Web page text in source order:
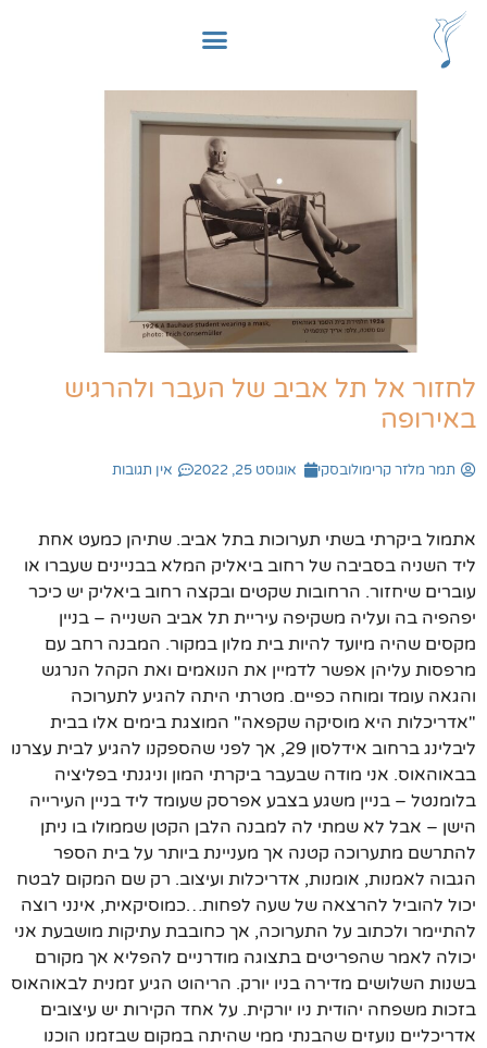
לחזור אל תל אביב של העבר ולהרגיש
באירופה
תמר מלזר קרימולובסקי אוגוסט 25, 2022 אין תגובות
אתמול ביקרתי בשתי תערוכות בתל אביב. שתיהן כמעט אחת
ליד השניה בסביבה של רחוב ביאליק המלא בבניינים שעברו או
עוברים שיחזור. הרחובות שקטים ובקצה רחוב ביאליק יש כיכר
יפהפיה בה ועליה משקיפה עיריית תל אביב השנייה – בניין
מקסים שהיה מיועד להיות בית מלון במקור. המבנה רחב עם
מרפסות עליהן אפשר לדמיין את הנואמים ואת הקהל הנרגש
והגאה עומד ומוחה כפיים. מטרתי היתה להגיע לתערוכה
"אדריכלות היא מוסיקה שקפאה" המוצגת בימים אלו בבית
ליבלינג ברחוב אידלסון 29, אך לפני שהספקנו להגיע לבית עצרנו
בבאוהאוס. אני מודה שבעבר ביקרתי המון וניגנתי בפליציה
בלומנטל – בניין משגע בצבע אפרסק שעומד ליד בניין העירייה
הישן – אבל לא שמתי לה למבנה הלבן הקטן שממולו בו ניתן
להתרשם מתערוכה קטנה אך מעניינת ביותר על בית הספר
הגבוה לאמנות, אומנות, אדריכלות ועיצוב. רק שם המקום לבטח
יכול להוביל להרצאה של שעה לפחות…כמוסיקאית, אינני רוצה
להתיימר ולכתוב על התערוכה, אך כחובבת עתיקות מושבעת אני
יכולה לאמר שהפריטים בתצוגה מודרניים להפליא אך מקורם
בשנות השלושים מדירה בניו יורק. הריהוט הגיע זמנית לבאוהאוס
בזכות משפחה יהודית ניו יורקית. על אחד הקירות יש עיצובים
אדריכליים נועזים שהבנתי ממי שהיתה במקום שבזמנו הוכנו